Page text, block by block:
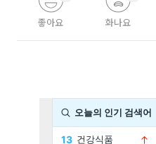
좋아요 화나요